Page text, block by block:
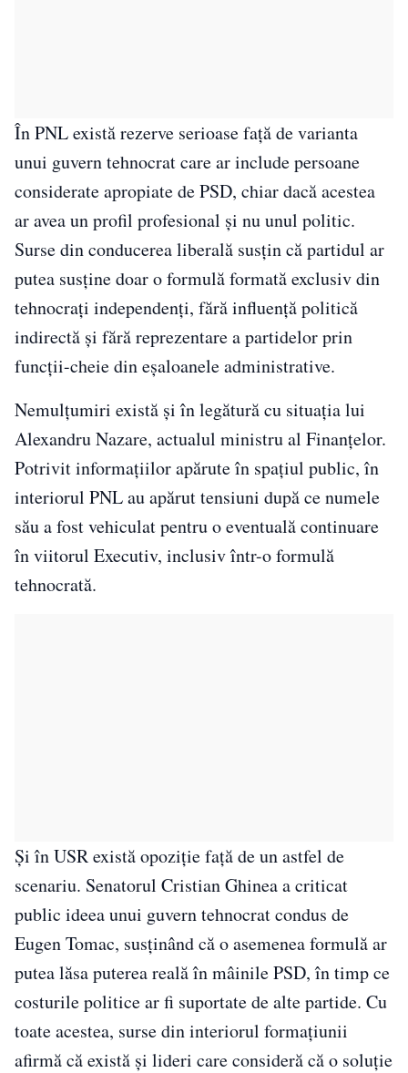
În PNL există rezerve serioase față de varianta
unui guvern tehnocrat care ar include persoane
considerate apropiate de PSD, chiar dacă acestea
ar avea un profil profesional și nu unul politic.
Surse din conducerea liberală susțin că partidul ar
putea susține doar o formulă formată exclusiv din
tehnocrați independenți, fără influență politică
indirectă și fără reprezentare a partidelor prin
funcții-cheie din eșaloanele administrative.
Nemulțumiri există și în legătură cu situația lui
Alexandru Nazare, actualul ministru al Finanțelor.
Potrivit informațiilor apărute în spațiul public, în
interiorul PNL au apărut tensiuni după ce numele
său a fost vehiculat pentru o eventuală continuare
în viitorul Executiv, inclusiv într-o formulă
tehnocrată.
Și în USR există opoziție față de un astfel de
scenariu. Senatorul Cristian Ghinea a criticat
public ideea unui guvern tehnocrat condus de
Eugen Tomac, susținând că o asemenea formulă ar
putea lăsa puterea reală în mâinile PSD, în timp ce
costurile politice ar fi suportate de alte partide. Cu
toate acestea, surse din interiorul formațiunii
afirmă că există și lideri care consideră că o soluție